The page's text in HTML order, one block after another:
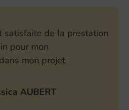
satisfaite de la prestation
pour mon
mon projet
AUBERT